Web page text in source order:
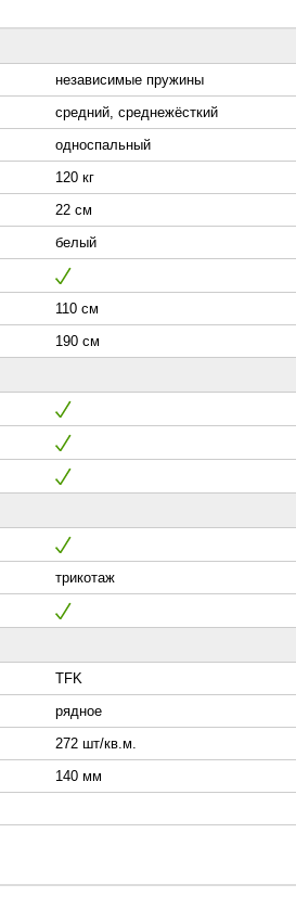
независимые пружины
средний, среднежёсткий
односпальный
120 кг
22 см
белый
110 см
190 см
трикотаж
TFK
рядное
272 шт/кв.м.
140 мм